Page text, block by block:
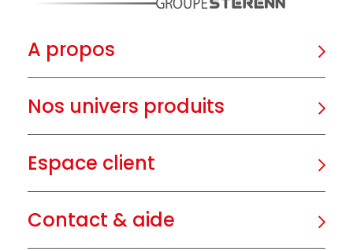
A propos
Nos univers produits
Espace client
Contact & aide